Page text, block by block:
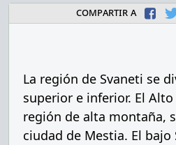
compartir a
La región de Svaneti se
superior e inferior. El
región de alta montaña,
ciudad de Mestia. El bajo